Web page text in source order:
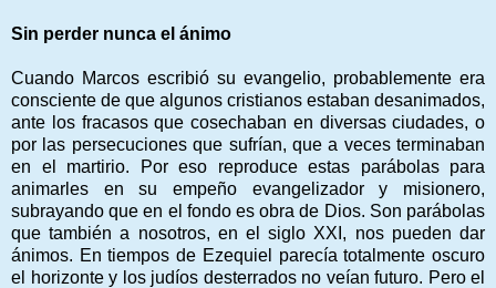
Sin perder nunca el ánimo
Cuando Marcos escribió su evangelio, probablemente era
consciente de que algunos cristianos estaban desanimados,
ante los fracasos que cosechaban en diversas ciudades, o
por las persecuciones que sufrían, que a veces terminaban
en el martirio. Por eso reproduce estas parábolas para
animarles en su empeño evangelizador y misionero,
subrayando que en el fondo es obra de Dios. Son parábolas
que también a nosotros, en el siglo XXI, nos pueden dar
ánimos. En tiempos de Ezequiel parecía totalmente oscuro
el horizonte y los judíos desterrados no veían futuro. Pero el